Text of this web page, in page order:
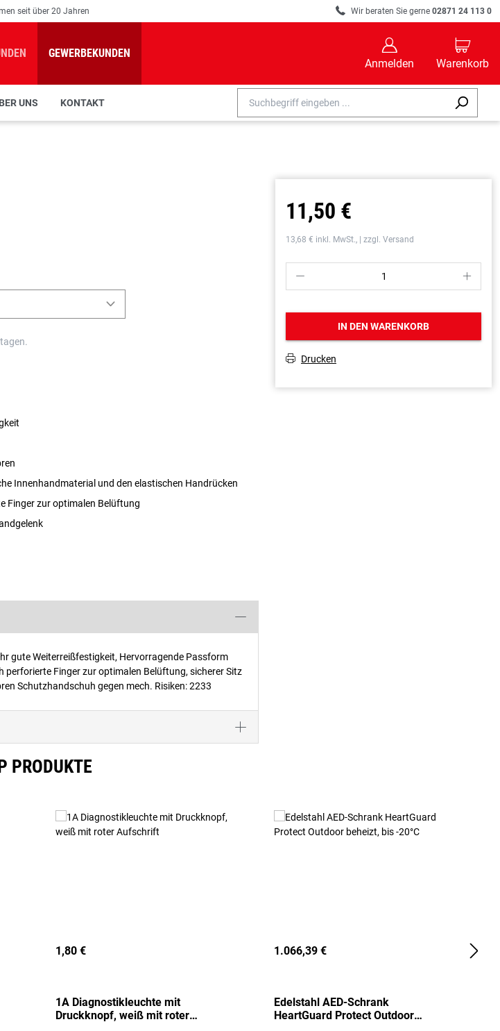
seit über 20 Jahren R Wir beraten Sie gerne 02871 24 113 0
GEWERBEKUNDEN
B
Anmelden
C
Warenkorb
UNS KONTAKT
Innenhandmaterial und den elastischen Handrücken
Finger zur optimalen Belüftung
gute Weiterreißfestigkeit, Hervorragende Passform
Finger zur optimalen Belüftung, sicherer Sitz
Schutzhandschuh gegen mech. Risiken: 2233
11,50 €
13,68 € inkl. MwSt., | zzgl. Versand
P S
IN DEN WARENKORB
T Drucken
PRODUKTE
1,80 €
1A Diagnostikleuchte mit
Druckknopf, weiß mit roter
1.066,39 €
Edelstahl AED-Schrank
HeartGuard Protect Outdoor